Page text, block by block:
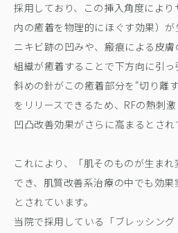
採用しており、この挿入角度によ
内の癒着を物理的にほぐす効果）が
ニキビ跡の凹みや、瘢痕による皮
組織が癒着することで下方向に引っ
斜めの針がこの癒着部分を“切り離
をリリースできるため、RFの熱刺激
凹凸改善効果がさらに高まるとされ
これにより、「肌そのものが生ま
でき、肌質改善系治療の中でも効
とされています。
当院で採用している「ブレッシン